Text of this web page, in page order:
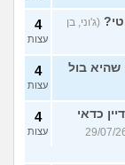
(ג'וני, בן
4
עצות
שהיא בול
4
עצות
כדאי
בת 18, כתבה ב-29/07/26
4
עצות